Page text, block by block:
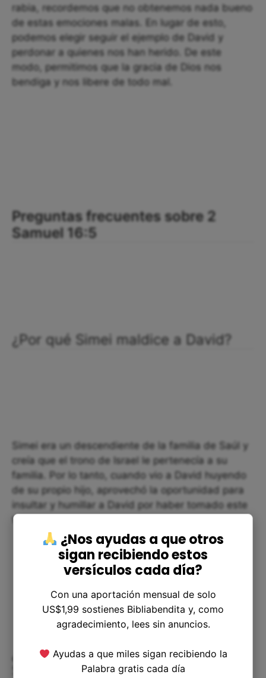
rabia, recordemos que no obtenemos nada bueno
de estas emociones malas. En lugar de esto,
podemos elegir seguir el ejemplo de David y
perdonar a quienes nos han herido. De este
modo, permitimos que la gracia de Dios nos
bendiga y nos libere de todo mal.
Preguntas frecuentes sobre 2
Samuel 16:5
¿Por qué Simei maldice a David?
Simei era un descendiente de la familia de Saúl y
creía que el trono de Israel le pertenecía a su
familia. Por lo tanto, cuando vio a David huyendo
de su propio hijo, aprovechó la oportunidad para
insultar y humillar a David por haber tomado este
trono.
¿Por qué David decide perdonar a
¿Nos ayudas a que otros
sigan recibiendo estos
versículos cada día?
Con una aportación mensual de solo
US$1,99 sostienes Bibliabendita y, como
agradecimiento, lees sin anuncios.
Ayudas a que miles sigan recibiendo la
Palabra gratis cada día